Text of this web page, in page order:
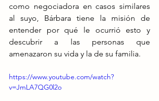
como negociadora en casos similares
al suyo, Bárbara tiene la misión de
entender por qué le ocurrió esto y
descubrir a las personas que
amenazaron su vida y la de su familia.
https://www.youtube.com/watch?
v=JmLA7QG0l2o